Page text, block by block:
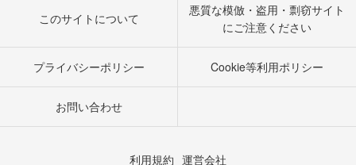
このサイトについて
悪質な模倣・盗用・剽窃サイト
にご注意ください
プライバシーポリシー Cookie等利用ポリシー
お問い合わせ
利用規約 運営会社